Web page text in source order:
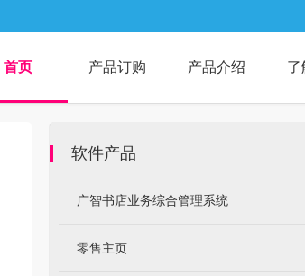
首页 产品订购 产品介绍 了
软件产品
广智书店业务综合管理系统
零售主页